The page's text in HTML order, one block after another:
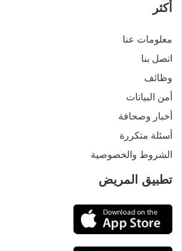
أكثر
معلومات عنا
اتصل بنا
وظائف
أمن البيانات
أخبار وصحافة
أسئلة متكررة
الشروط والخصوصية
تطبيق المريض